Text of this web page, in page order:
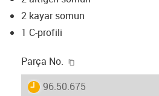
2 kayar somun
1 C-profili
Parça No.
igus-icon-lieferzeit
96.50.675